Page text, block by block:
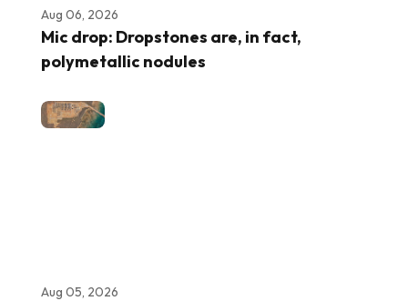
Aug 06, 2026
Mic drop: Dropstones are, in fact,
polymetallic nodules
Aug 05, 2026